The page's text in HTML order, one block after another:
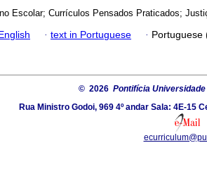
Escolar; Currículos Pensados Praticados;
· text in Portuguese · Portuguese
© 2026 Pontifícia
Rua Ministro Godoi, 969 4º andar Sala: 4E-15